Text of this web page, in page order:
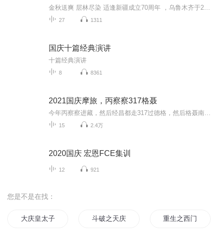
27 1311
国庆十篇经典演讲
十篇经典演讲
8 8361
2021国庆摩旅，丙察察317格聂
15 2.4万
2020国庆 宏恩FCE集训
12 921
您是不是在找：
大庆皇太子 斗破之天庆焰火 重生之西门庆